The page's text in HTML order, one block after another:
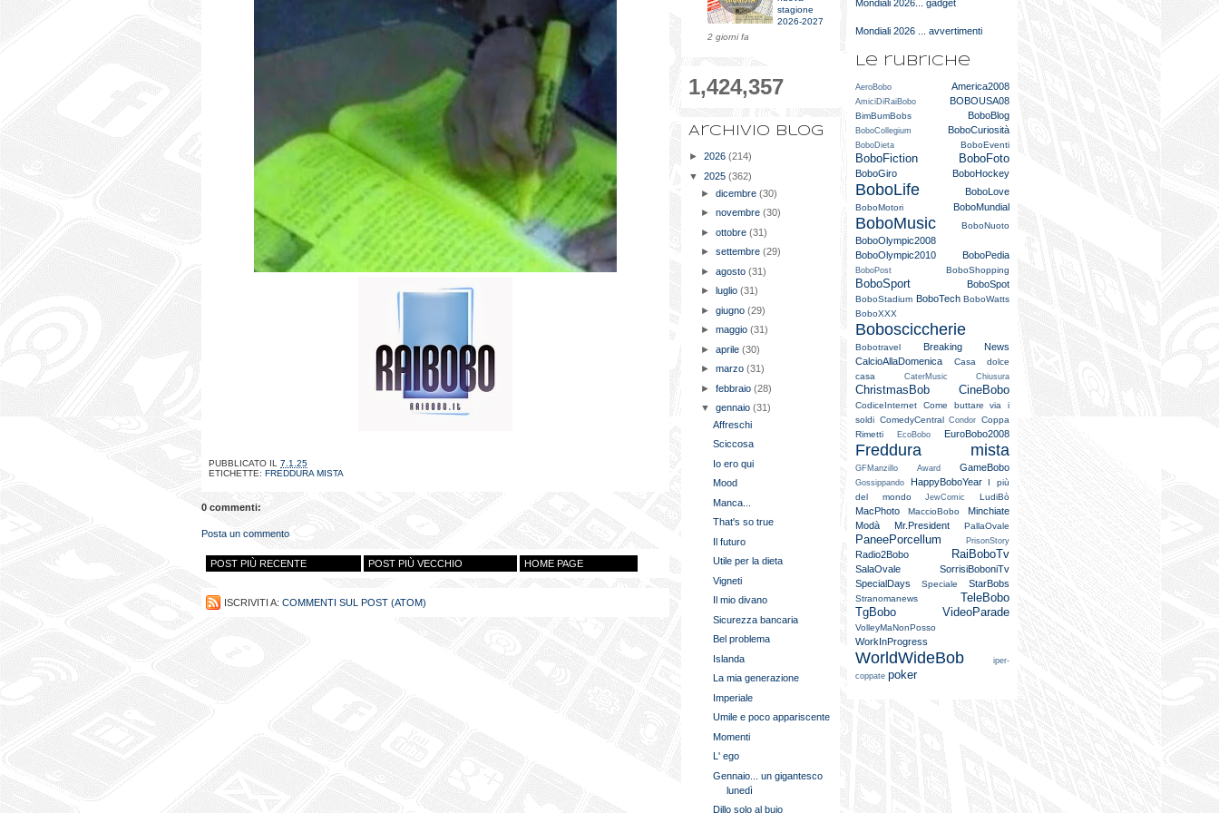
PUBBLICATO IL 7.1.25
ETICHETTE: FREDDURA MISTA
0 commenti:
Posta un commento
POST PIÙ RECENTE POST PIÙ VECCHIO HOME PAGE
ISCRIVITI A: COMMENTI SUL POST (ATOM)
stagione
2026-2027
2 giorni fa
1,424,357
Archivio blog
► 2026 (214)
▼ 2025 (362)
►dicembre(30)
►novembre(30)
►ottobre(31)
►settembre(29)
►agosto(31)
►luglio(31)
►giugno(29)
►maggio(31)
►aprile(30)
►marzo(31)
►febbraio(28)
▼gennaio(31)
Affreschi
Sciccosa
Io ero qui
Mood
Manca...
That's so true
Il futuro
Utile per la dieta
Vigneti
Il mio divano
Sicurezza bancaria
Bel problema
Islanda
La mia generazione
Imperiale
Umile e poco appariscente
Momenti
L' ego
Gennaio... un gigantesco
lunedì
Dillo solo al buio
Mondiali 2026... gadget
Mondiali 2026 ... avvertimenti
Le rubriche
AeroBobo America2008
AmiciDiRaiBobo BOBOUSA08
BimBumBobs BoboBlog
BoboCollegium BoboCuriosità
BoboDieta BoboEventi
BoboFiction BoboFoto
BoboGiro BoboHockey
BoboLife BoboLove
BoboMotori BoboMundial
BoboMusic BoboNuoto
BoboOlympic2008
BoboOlympic2010
BoboPedia
BoboPost BoboShopping
BoboSport BoboSpot
BoboStadium BoboTech BoboWatts
BoboXXX
Bobosciccherie
Bobotravel
Breaking News
CalcioAllaDomenica
Casa dolce
casa
CaterMusic Chiusura
ChristmasBob CineBobo
CodiceInternet
Come buttare via i
soldi ComedyCentral Condor
Coppa
Rimetti
EcoBobo EuroBobo2008
Freddura mista
GFManzillo Award GameBobo
Gossippando HappyBoboYear
I più
del mondo
JewComic LudiBò
MacPhoto MaccioBobo
Minchiate
Modà
Mr.President PallaOvale
PaneePorcellum PrisonStory
Radio2Bobo RaiBoboTv
SalaOvale
SorrisiBoboniTv
SpecialDays
Speciale StarBobs
Stranomanews
TeleBobo
TgBobo
VideoParade
VolleyMaNonPosso
WorkInProgress
WorldWideBob
iper-
coppate poker